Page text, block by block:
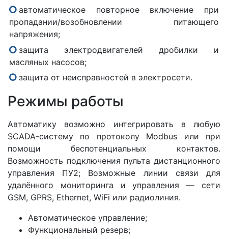
автоматическое повторное включение при
пропадании/возобновлении питающего
напряжения;
защита электродвигателей дробилки и
масляных насосов;
защита от неисправностей в электросети.
Режимы работы
Автоматику возможно интегрировать в любую
SCADA-систему по протоколу Modbus или при
помощи беспотенциальных контактов.
Возможность подключения пульта дистанционного
управления ПУ2; Возможные линии связи для
удалённого мониторинга и управления — сети
GSM, GPRS, Ethernet, WiFi или радиолиния.
Автоматическое управление;
Функциональный резерв;